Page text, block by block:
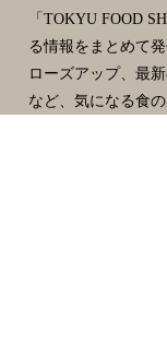
「TOKYU FOOD
る情報をまとめて
ローズアップ、最
など、気になる食